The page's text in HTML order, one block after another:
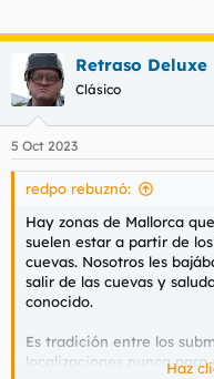
Retraso Deluxe
Clásico
5 Oct 2023
redpo rebuznó:
Hay zonas de Mallorca
suelen estar a partir de
cuevas. Nosotros les
salir de las cuevas y
conocido.
Es tradición entre los
localizaciones nunca para
Haz